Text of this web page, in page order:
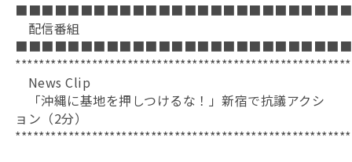
配信番組
News Clip
「沖縄に基地を押しつけるな！」新宿で抗議アクシ
ョン（2分）